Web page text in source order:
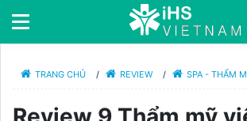
TRANG CHỦ / REVIEW / SPA - THẨM